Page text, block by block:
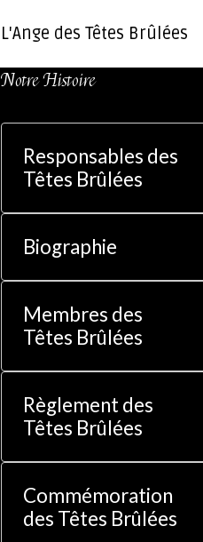
L'Ange des Têtes Brûlées
Notre Histoire
Responsables des
Têtes Brûlées
Biographie
Membres des
Têtes Brûlées
Règlement des
Têtes Brûlées
Commémoration
des Têtes Brûlées